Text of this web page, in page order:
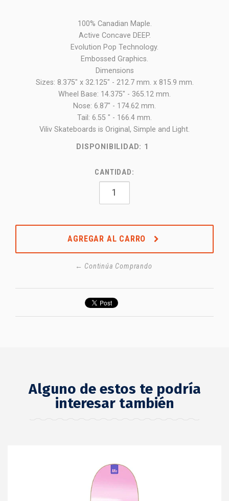
100% Canadian Maple.
Active Concave DEEP.
Evolution Pop Technology.
Embossed Graphics.
Dimensions
Sizes: 8.375" x 32.125" - 212.7 mm. x 815.9 mm.
Wheel Base: 14.375" - 365.12 mm.
Nose: 6.87" - 174.62 mm.
Tail: 6.55 " - 166.4 mm.
Viliv Skateboards is Original, Simple and Light.
DISPONIBILIDAD: 1
CANTIDAD:
AGREGAR AL CARRO
← Continúa Comprando
Alguno de estos te podría
interesar también